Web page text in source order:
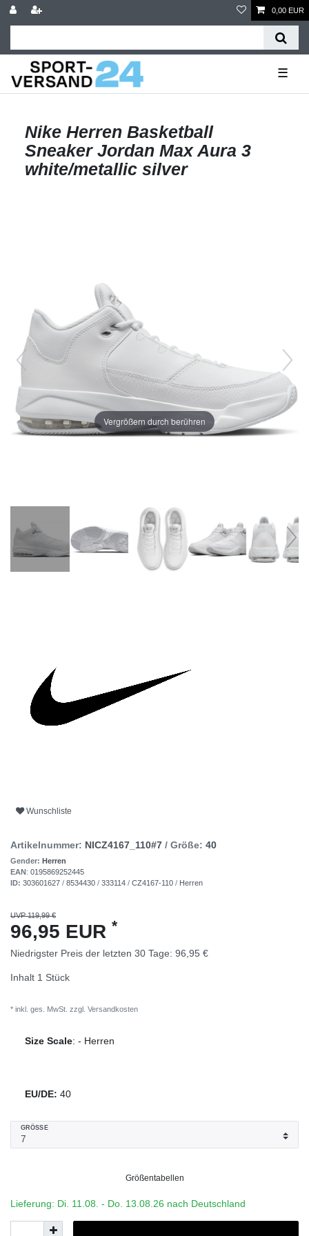
0,00 EUR
☰
Nike Herren Basketball
Sneaker Jordan Max Aura 3
white/metallic silver
Vergrößern durch berühren
Wunschliste
Artikelnummer: NICZ4167_110#7 / Größe: 40
Gender: Herren
EAN: 0195869252445
ID: 303601627 / 8534430 / 333114 / CZ4167-110 / Herren
UVP 119,99 €
96,95 EUR *
Niedrigster Preis der letzten 30 Tage: 96,95 €
Inhalt 1 Stück
* inkl. ges. MwSt. zzgl. Versandkosten
Size Scale: - Herren
EU/DE: 40
GRÖSSE
Größentabellen
Lieferung: Di. 11.08. - Do. 13.08.26 nach Deutschland